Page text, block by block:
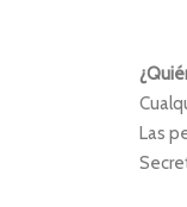
Las